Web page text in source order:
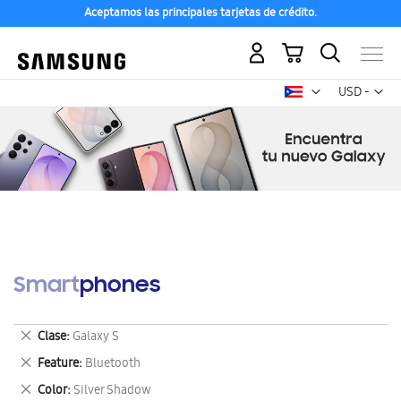
Aceptamos las principales tarjetas de crédito.
USD -
dólar
Mi carrito
Smartphones
Clase Galaxy S
Eliminar
este
artículo
Feature Bluetooth
Eliminar
este
Color Silver Shadow
Eliminar